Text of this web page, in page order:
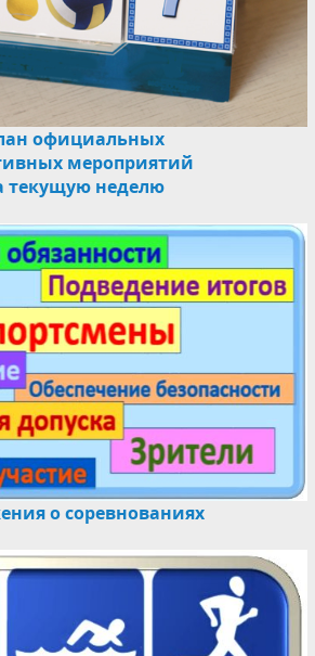
официальных
мероприятий
текущую неделю
о соревнованиях